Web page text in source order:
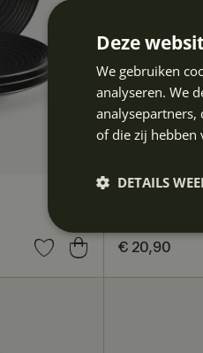
Prijs:€
€ 20,90
Deze
We gebruiken
analyseren. We
of die zij
DETAILS